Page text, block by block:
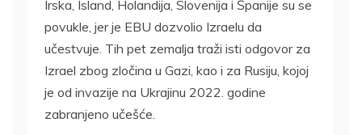
Irska, Island, Holandija, Slovenija i Španije su se
povukle, jer je EBU dozvolio Izraelu da
učestvuje. Tih pet zemalja traži isti odgovor za
Izrael zbog zločina u Gazi, kao i za Rusiju, kojoj
je od invazije na Ukrajinu 2022. godine
zabranjeno učešće.